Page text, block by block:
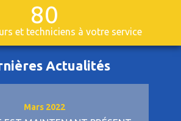
80
et techniciens à votre service
Actualités
Mars 2022